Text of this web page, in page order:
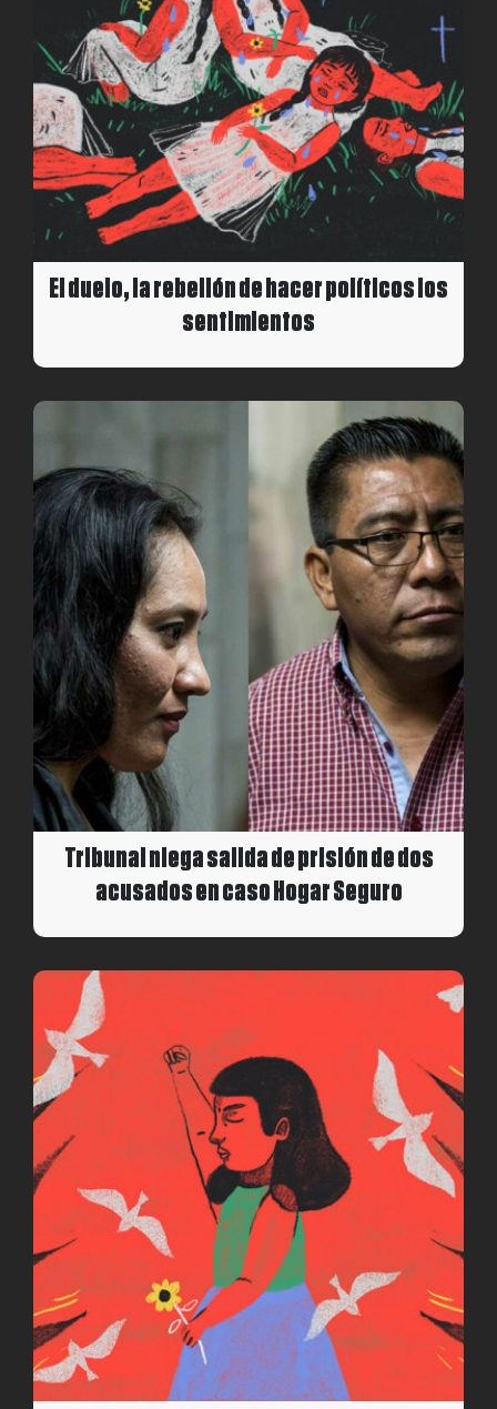
El duelo, la rebelión de hacer políticos los
sentimientos
Tribunal niega salida de prisión de dos
acusados en caso Hogar Seguro